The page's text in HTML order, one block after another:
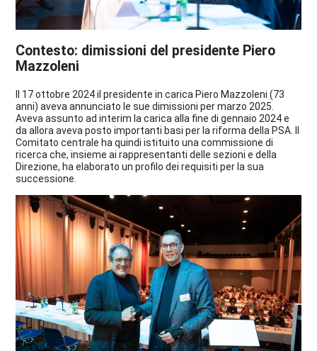
Contesto: dimissioni del presidente Piero
Mazzoleni
Il 17 ottobre 2024 il presidente in carica Piero Mazzoleni (73
anni) aveva annunciato le sue dimissioni per marzo 2025.
Aveva assunto ad interim la carica alla fine di gennaio 2024 e
da allora aveva posto importanti basi per la riforma della PSA. Il
Comitato centrale ha quindi istituito una commissione di
ricerca che, insieme ai rappresentanti delle sezioni e della
Direzione, ha elaborato un profilo dei requisiti per la sua
successione.